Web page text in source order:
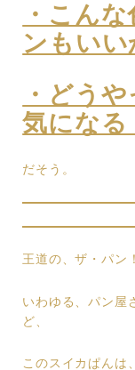
・こん
ンもい
・どう
気になる
だそう。
王道の、ザ・パン！
いわゆる、パン屋
ど、
このスイカぱんは